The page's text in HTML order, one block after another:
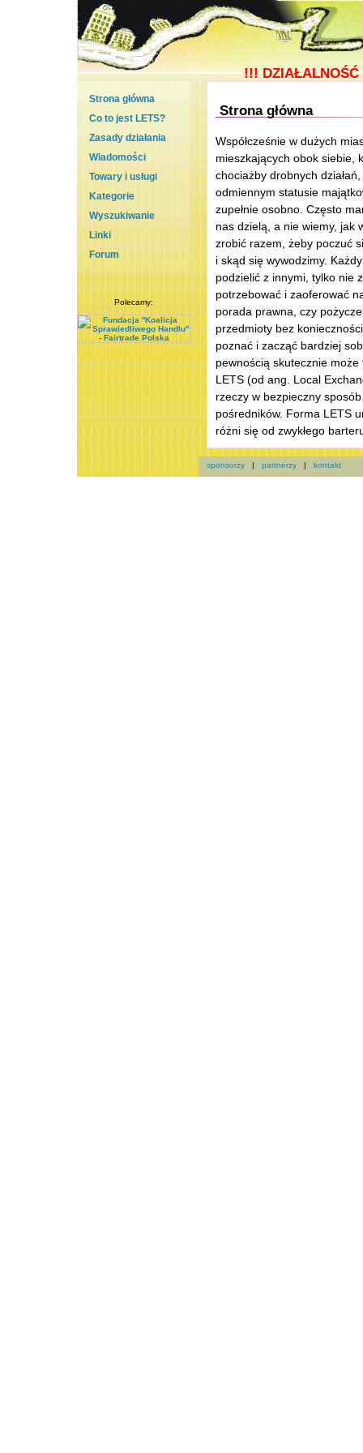
!!!DZIAŁALNOŚĆ
Strona główna
Co to jest LETS?
Zasady działania
Wiadomości
Towary i usługi
Kategorie
Wyszukiwanie
Linki
Forum
Polecamy:
Strona główna
Współcześnie w dużych
mieszkających obok siebie,
chociażby drobnych
odmiennym statusie
zupełnie osobno. Często
nas dzielą, a nie wiemy, jak
zrobić razem, żeby poczuć
i skąd się wywodzimy.
podzielić z innymi, tylko nie
potrzebować i zaoferować
porada prawna, czy
przedmioty bez
poznać i zacząć bardziej
pewnością skutecznie
LETS (od ang. Local
rzeczy w bezpieczny
pośredników. Forma LETS
różni się od zwykłego
sponsorzy | partnerzy | kontakt